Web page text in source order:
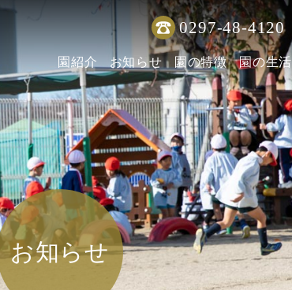
0297-48-4120
園紹介 お知らせ 園の特徴 園の生活
お知らせ